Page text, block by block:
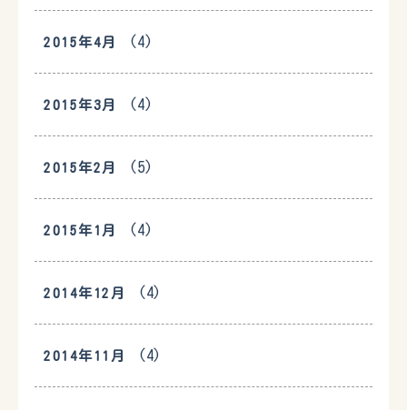
2015年4月 (4)
2015年3月 (4)
2015年2月 (5)
2015年1月 (4)
2014年12月 (4)
2014年11月 (4)